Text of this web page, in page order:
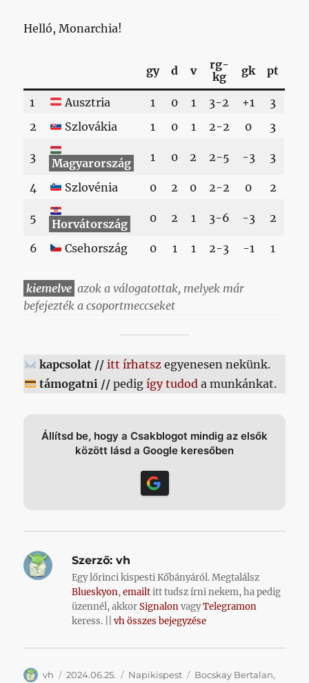
Helló, Monarchia!
gy d v
rg-
kg
gk pt
1 Ausztria 1 0 1 3-2 +1
3
2
Szlovákia 1 0 1 2-2 0 3
3 Magyarország 1 0 2 2-5 -3 3
4 Szlovénia 0 2 0 2-2 0 2
5 Horvátország 0 2 1 3-6 -3 2
6 Csehország 0 1 1 2-3 -1 1
kiemelve azok a válogatottak, melyek már
befejezték a csoportmeccseket
kapcsolat // itt írhatszegyenesen nekünk.
támogatni //pedig így tudoda munkánkat.
Állítsd be, hogy a Csakblogot mindig az elsők
között lásd a Google keresőben
Szerző: vh
Egy lőrinci kispesti Kőbányáról. Megtalálsz
Blueskyon,emailtitt tudsz írni nekem, ha pedig
üzennél, akkorSignalonvagyTelegramon
keress. ||vh összes bejegyzése
Szerző
vh Közzétéve
2024.06.25. Kategória
Napikispest Címke
Bocskay Bertalan,